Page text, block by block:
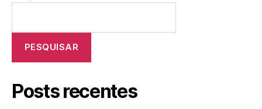
PESQUISAR
Posts recentes